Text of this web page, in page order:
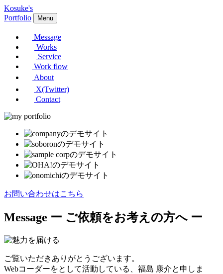
Kosuke's
Portfolio
Menu
Message
Works
Service
Work flow
About
X(Twitter)
Contact
お問い合わせはこちら
Message ー ご依頼をお考えの方へ ー
ご覧いただきありがとうございます。
Webコーダーをとして活動している、福島 康介と申しま